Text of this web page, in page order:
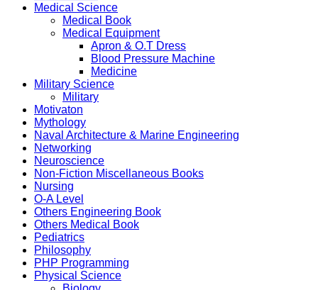
Medical Science
Medical Book
Medical Equipment
Apron & O.T Dress
Blood Pressure Machine
Medicine
Military Science
Military
Motivaton
Mythology
Naval Architecture & Marine Engineering
Networking
Neuroscience
Non-Fiction Miscellaneous Books
Nursing
O-A Level
Others Engineering Book
Others Medical Book
Pediatrics
Philosophy
PHP Programming
Physical Science